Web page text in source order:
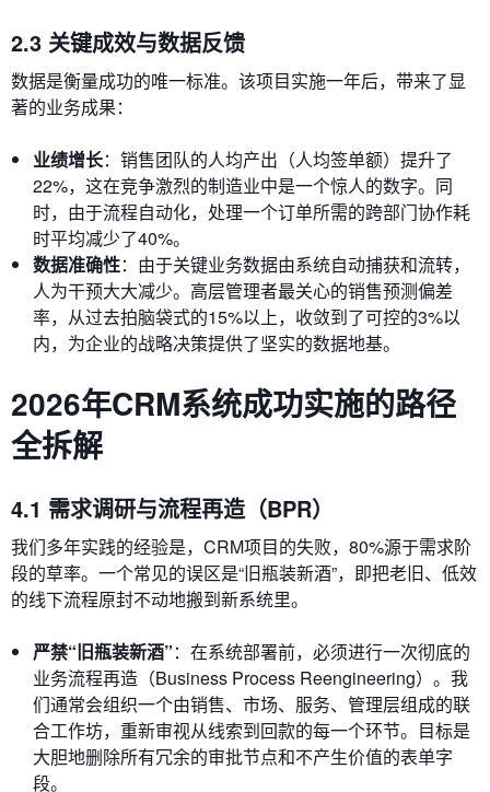
2.3 关键成效与数据反馈
数据是衡量成功的唯一标准。该项目实施一年后，带来了显
著的业务成果：
业绩增长：销售团队的人均产出（人均签单额）提升了
22%，这在竞争激烈的制造业中是一个惊人的数字。同
时，由于流程自动化，处理一个订单所需的跨部门协作耗
时平均减少了40%。
数据准确性：由于关键业务数据由系统自动捕获和流转，
人为干预大大减少。高层管理者最关心的销售预测偏差
率，从过去拍脑袋式的15%以上，收敛到了可控的3%以
内，为企业的战略决策提供了坚实的数据地基。
2026年CRM系统成功实施的路径
全拆解
4.1 需求调研与流程再造（BPR）
我们多年实践的经验是，CRM项目的失败，80%源于需求阶
段的草率。一个常见的误区是“旧瓶装新酒”，即把老旧、低效
的线下流程原封不动地搬到新系统里。
严禁“旧瓶装新酒”：在系统部署前，必须进行一次彻底的
业务流程再造（Business Process Reengineering）。我
们通常会组织一个由销售、市场、服务、管理层组成的联
合工作坊，重新审视从线索到回款的每一个环节。目标是
大胆地删除所有冗余的审批节点和不产生价值的表单字
段。